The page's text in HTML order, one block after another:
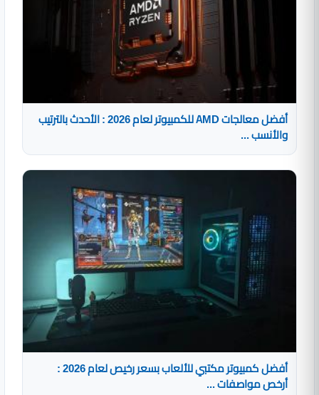
أفضل معالجات AMD للكمبيوتر لعام 2026 : الأحدث بالترتيب
والأنسب ...
أفضل كمبيوتر مكتبي للألعاب بسعر رخيص لعام 2026 :
أرخص مواصفات ...